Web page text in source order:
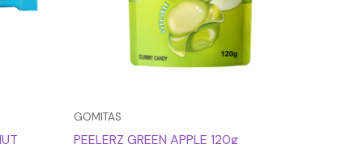
GOMITAS
PEELERZ GREEN APPLE 120g